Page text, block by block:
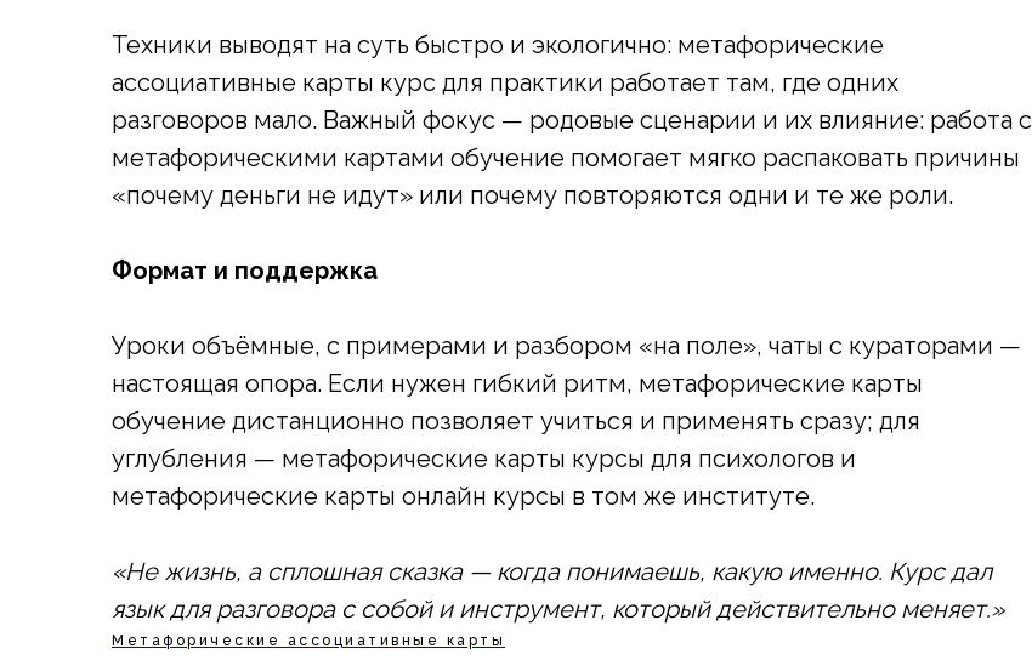
Техники выводят на суть быстро и экологично: метафорические
ассоциативные карты курс для практики работает там, где одних
разговоров мало. Важный фокус — родовые сценарии и их влияние: работа с
метафорическими картами обучение помогает мягко распаковать причины
«почему деньги не идут» или почему повторяются одни и те же роли.
Формат и поддержка
Уроки объёмные, с примерами и разбором «на поле», чаты с кураторами —
настоящая опора. Если нужен гибкий ритм, метафорические карты
обучение дистанционно позволяет учиться и применять сразу; для
углубления — метафорические карты курсы для психологов и
метафорические карты онлайн курсы в том же институте.
«Не жизнь, а сплошная сказка — когда понимаешь, какую именно. Курс дал
язык для разговора с собой и инструмент, который действительно меняет.»
Метафорические ассоциативные карты